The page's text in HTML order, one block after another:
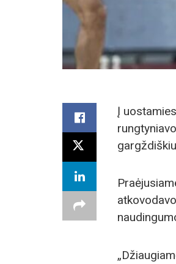
Į